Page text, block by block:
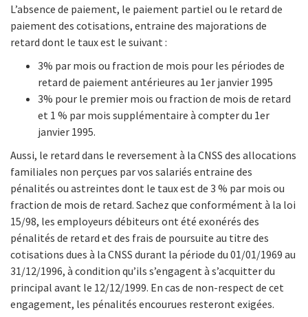
L’absence de paiement, le paiement partiel ou le retard de
paiement des cotisations, entraine des majorations de
retard dont le taux est le suivant :
3% par mois ou fraction de mois pour les périodes de
retard de paiement antérieures au 1er janvier 1995
3% pour le premier mois ou fraction de mois de retard
et 1 % par mois supplémentaire à compter du 1er
janvier 1995.
Aussi, le retard dans le reversement à la CNSS des allocations
familiales non perçues par vos salariés entraine des
pénalités ou astreintes dont le taux est de 3 % par mois ou
fraction de mois de retard. Sachez que conformément à la loi
15/98, les employeurs débiteurs ont été exonérés des
pénalités de retard et des frais de poursuite au titre des
cotisations dues à la CNSS durant la période du 01/01/1969 au
31/12/1996, à condition qu’ils s’engagent à s’acquitter du
principal avant le 12/12/1999. En cas de non-respect de cet
engagement, les pénalités encourues resteront exigées.